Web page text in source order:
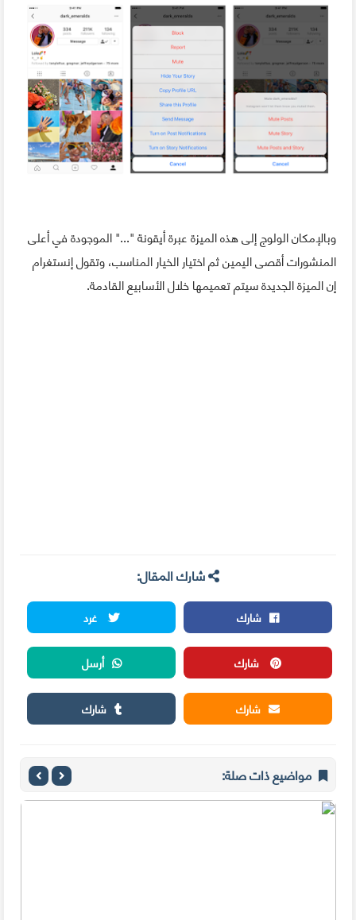
وبالإمكان الولوج إلى هذه الميزة عبرة أيقونة "..." الموجودة في أعلى
المنشورات أقصى اليمين ثم اختيار الخيار المناسب، وتقول إنستغرام
إن الميزة الجديدة سيتم تعميمها خلال الأسابيع القادمة.
شارك المقال:
شارك
غرد
شارك
أرسل
شارك
شارك
مواضيع ذات صلة: